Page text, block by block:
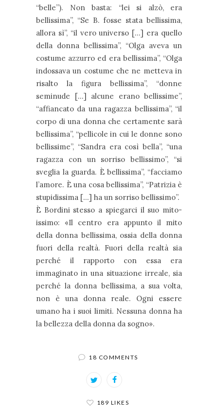
“belle”). Non basta: “lei si alzò, era
bellissima”, “Se B. fosse stata bellissima,
allora sì”, “il vero universo […] era quello
della donna bellissima”, “Olga aveva un
costume azzurro ed era bellissima”, “Olga
indossava un costume che ne metteva in
risalto la figura bellissima”, “donne
seminude […] alcune erano bellissime”,
“affiancato da una ragazza bellissima”, “il
corpo di una donna che certamente sarà
bellissima”, “pellicole in cui le donne sono
bellissime”, “Sandra era così bella”, “una
ragazza con un sorriso bellissimo”, “si
sveglia la guarda. È bellissima”, “facciamo
l’amore. È una cosa bellissima”, “Patrizia è
stupidissima […] ha un sorriso bellissimo”.
È Bordini stesso a spiegarci il suo mito-
issimo: «Il centro era appunto il mito
della donna bellissima, ossia della donna
fuori della realtà. Fuori della realtà sia
perché il rapporto con essa era
immaginato in una situazione irreale, sia
perché la donna bellissima, a sua volta,
non è una donna reale. Ogni essere
umano ha i suoi limiti. Nessuna donna ha
la bellezza della donna da sogno».
18 COMMENTS
189 LIKES